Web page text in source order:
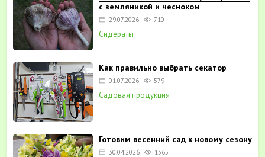
с земляникой и чесноком
29.07.2026 710
Сидераты
Как правильно выбрать секатор
01.07.2026 579
Садовая продукция
Готовим весенний сад к новому сезону
30.04.2026 1365